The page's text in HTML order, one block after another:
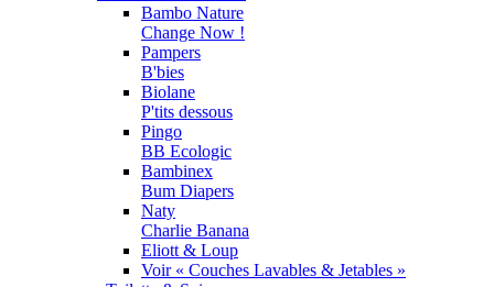
Bambo Nature
Change Now !
Pampers
B'bies
Biolane
P'tits dessous
Pingo
BB Ecologic
Bambinex
Bum Diapers
Naty
Charlie Banana
Eliott & Loup
Voir « Couches Lavables & Jetables »